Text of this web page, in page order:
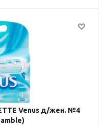
Venus д/жен. №4